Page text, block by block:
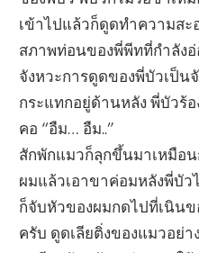
เข้าไปแล้วก็ดูดทำความสะ
สภาพท่อนของพี่พีทที่กำลัง
จังหวะการดูดของพี่บัวเป็น
กระแทกอยู่ด้านหลัง พี่บัวร้
คอ “อืม… อืม..”
สักพักแมวก็ลุกขึ้นมาเหมือ
ผมแล้วเอาขาค่อมหลังพี่บั
ก็จับหัวของผมกดไปที่เนิน
ครับ ดูดเลียติ่งของแมวอย่